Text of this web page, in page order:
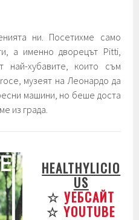
ни. Посетихме само
а именно дворецът Pitti,
най-хубавите, които съм
музеят на Леонардо да
машини, но беше доста
из града.
HEALTHYLICIO
US
☆УЕБСАЙТ
☆YOUTUBE